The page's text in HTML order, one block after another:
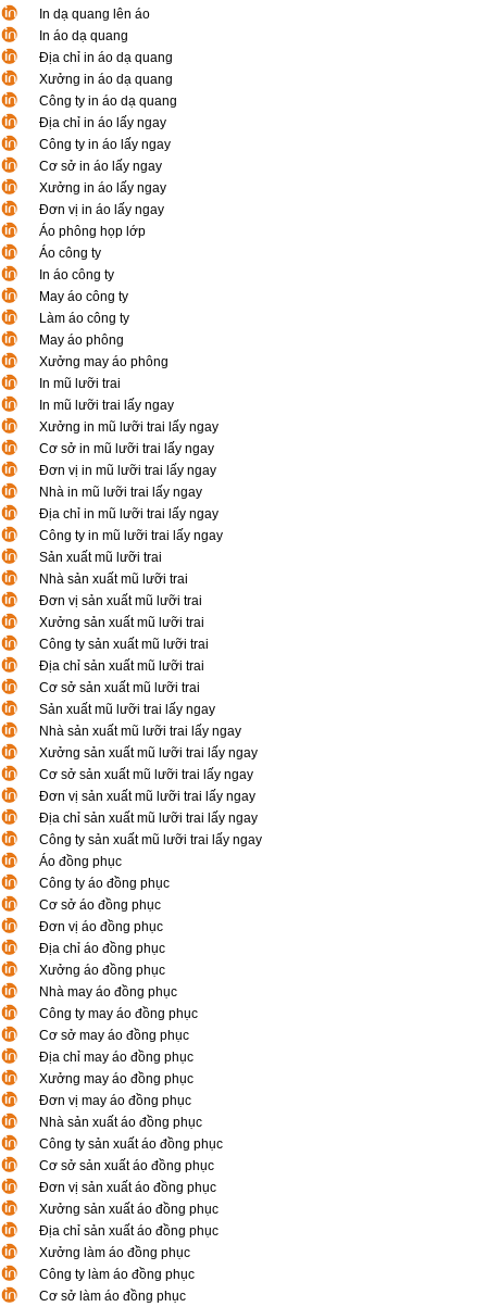
In dạ quang lên áo
In áo dạ quang
Địa chỉ in áo dạ quang
Xưởng in áo dạ quang
Công ty in áo dạ quang
Địa chỉ in áo lấy ngay
Công ty in áo lấy ngay
Cơ sở in áo lấy ngay
Xưởng in áo lấy ngay
Đơn vị in áo lấy ngay
Áo phông họp lớp
Áo công ty
In áo công ty
May áo công ty
Làm áo công ty
May áo phông
Xưởng may áo phông
In mũ lưỡi trai
In mũ lưỡi trai lấy ngay
Xưởng in mũ lưỡi trai lấy ngay
Cơ sở in mũ lưỡi trai lấy ngay
Đơn vị in mũ lưỡi trai lấy ngay
Nhà in mũ lưỡi trai lấy ngay
Địa chỉ in mũ lưỡi trai lấy ngay
Công ty in mũ lưỡi trai lấy ngay
Sản xuất mũ lưỡi trai
Nhà sản xuất mũ lưỡi trai
Đơn vị sản xuất mũ lưỡi trai
Xưởng sản xuất mũ lưỡi trai
Công ty sản xuất mũ lưỡi trai
Địa chỉ sản xuất mũ lưỡi trai
Cơ sở sản xuất mũ lưỡi trai
Sản xuất mũ lưỡi trai lấy ngay
Nhà sản xuất mũ lưỡi trai lấy ngay
Xưởng sản xuất mũ lưỡi trai lấy ngay
Cơ sở sản xuất mũ lưỡi trai lấy ngay
Đơn vị sản xuất mũ lưỡi trai lấy ngay
Địa chỉ sản xuất mũ lưỡi trai lấy ngay
Công ty sản xuất mũ lưỡi trai lấy ngay
Áo đồng phục
Công ty áo đồng phục
Cơ sở áo đồng phục
Đơn vị áo đồng phục
Địa chỉ áo đồng phục
Xưởng áo đồng phục
Nhà may áo đồng phục
Công ty may áo đồng phục
Cơ sở may áo đồng phục
Địa chỉ may áo đồng phục
Xưởng may áo đồng phục
Đơn vị may áo đồng phục
Nhà sản xuất áo đồng phục
Công ty sản xuất áo đồng phục
Cơ sở sản xuất áo đồng phục
Đơn vị sản xuất áo đồng phục
Xưởng sản xuất áo đồng phục
Địa chỉ sản xuất áo đồng phục
Xưởng làm áo đồng phục
Công ty làm áo đồng phục
Cơ sở làm áo đồng phục